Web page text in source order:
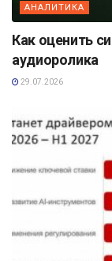
АНАЛИТИКА
Как оценить
аудиоролика
29.07.2026